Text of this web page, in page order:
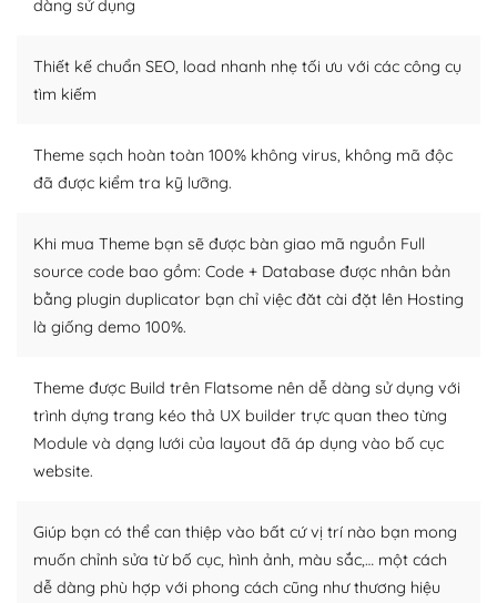
WordPress là nơi lưu trữ cho một diễn đàn cộng đồng
khổng lồ được kiểm duyệt bởi các nhân viên và những
Nếu bạn gặp khó khăn, bạn có thể lên mạng và tìm
kiếm những cộng đồng WordPress, họ sẽ giúp bạn trả
Cộng đồng sử dụng WordPress sẵn sàng hỗ trợ bạn
– Đa dạng plugin và themes
WordPress để tăng thêm các tính năng cần thiết. Có
nhiều plugin trả phí hoặc miễn phí.
Nhờ lượng người dùng đông đảo, thư viện themes và
plugin của WordPress rất phong phú. Bạn có thể thỏa
lập website của mình.
WordPress đa dạng plugin và themes
dàng sử dụng
Thiết kế chuẩn SEO, load nhanh nhẹ tối ưu với các công cụ
tìm kiếm
Theme sạch hoàn toàn 100% không virus, không mã độc
đã được kiểm tra kỹ lưỡng.
Khi mua Theme bạn sẽ được bàn giao mã nguồn Full
source code bao gồm: Code + Database được nhân bản
bằng plugin duplicator bạn chỉ việc đăt cài đặt lên Hosting
là giống demo 100%.
Theme được Build trên Flatsome nên dễ dàng sử dụng với
trình dựng trang kéo thả UX builder trực quan theo từng
Module và dạng lưới của layout đã áp dụng vào bố cục
website.
Giúp bạn có thể can thiệp vào bất cứ vị trí nào bạn mong
muốn chỉnh sửa từ bố cục, hình ảnh, màu sắc,… một cách
dễ dàng phù hợp với phong cách cũng như thương hiệu